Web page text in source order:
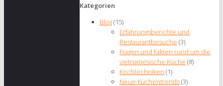
Kategorien
Blog(15)
Erfahrungsberichte und
Restaurantbesuche (3)
Fragen und Fakten rund um die
vietnamesische Küche (8)
Kochtechniken (1)
Neue Küchentrends(3)